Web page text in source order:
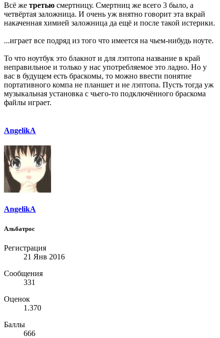
Всё же третью смертницу. Смертниц же всего 3 было, а
четвёртая заложница. И очень уж внятно говорит эта вкрай
накаченная химией заложница да ещё и после такой истерики.
...играет все подряд из того что имеется на чьем-нибудь ноуте.
То что ноутбук это блакнот и для лэптопа название в край
неправильное и только у нас употребляемое это ладно. Но у
вас в будущем есть браскомы, то можно ввести понятие
портативного компа не планшет и не лэптопа. Пусть тогда уж
музыкальная установка с чьего-то подключённого браскома
файлы играет.
AngelikA
AngelikA
Альбатрос
Регистрация
21 Янв 2016
Сообщения
331
Оценок
1.370
Баллы
666